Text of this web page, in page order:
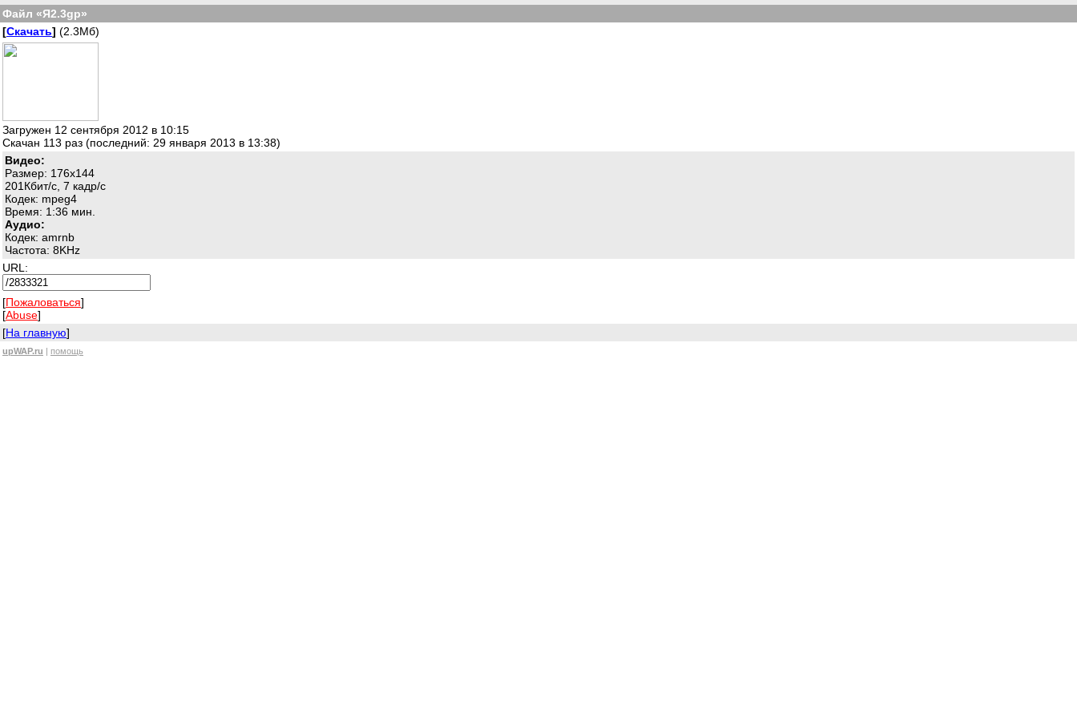
Файл «Я2.3gp»
[Скачать] (2.3Мб)
Загружен 12 сентября 2012 в 10:15
Скачан 113 раз (последний: 29 января 2013 в 13:38)
Видео:
Размер: 176x144
201Кбит/с, 7 кадр/с
Кодек: mpeg4
Время: 1:36 мин.
Аудио:
Кодек: amrnb
Частота: 8KHz
URL:
[Пожаловаться]
[Abuse]
[На главную]
upWAP.ru | помощь